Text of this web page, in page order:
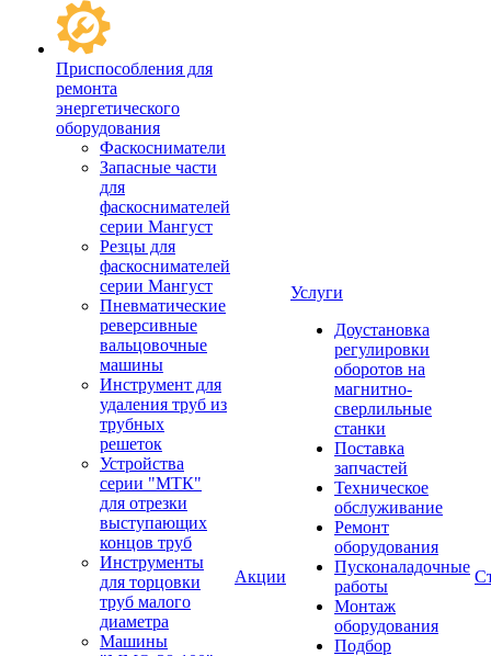
Приспособления для
ремонта
энергетического
оборудования
Фаскосниматели
Запасные части
для
фаскоснимателей
серии Мангуст
Резцы для
фаскоснимателей
серии Мангуст
Пневматические
реверсивные
вальцовочные
машины
Инструмент для
удаления труб из
трубных
решеток
Устройства
серии "МТК"
для отрезки
выступающих
концов труб
Инструменты
для торцовки
труб малого
диаметра
Машины
Акции
Услуги
Доустановка
регулировки
оборотов на
магнитно-
сверлильные
станки
Поставка
запчастей
Техническое
обслуживание
Ремонт
оборудования
Пусконаладочные
работы
Монтаж
оборудования
Подбор